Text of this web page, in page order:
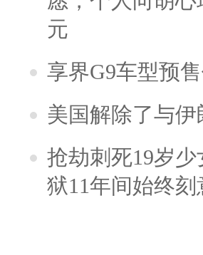
元
享界G9车型预
美国解除了与
抢劫刺死19岁
狱11年间始终